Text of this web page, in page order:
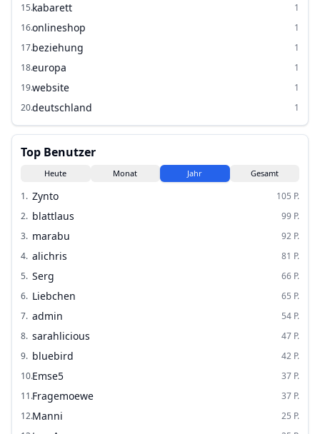
15.kabarett
1
16.onlineshop
1
17.beziehung
1
18.europa
1
19.website
1
20.deutschland 1
Top Benutzer
Heute Monat Jahr Gesamt
1. Zynto 105 P.
2. blattlaus 99 P.
3. marabu 92 P.
4. alichris 81 P.
5. Serg 66 P.
6. Liebchen 65 P.
7. admin 54 P.
8. sarahlicious 47 P.
9. bluebird 42 P.
10.Emse5 37 P.
11.Fragemoewe 37 P.
12.Manni 25 P.